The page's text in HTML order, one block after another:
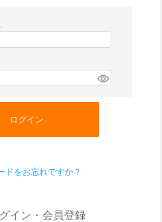
須
ログイン
ドをお忘れですか？
イン・会員登録